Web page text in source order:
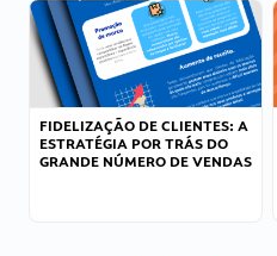
FIDELIZAÇÃO DE CLIENTES: A
ESTRATÉGIA POR TRÁS DO
GRANDE NÚMERO DE VENDAS